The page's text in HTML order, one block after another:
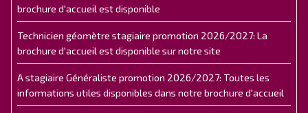
brochure d'accueil est disponible
Technicien géomètre stagiaire promotion 2026/2027: La
brochure d'accueil est disponible sur notre site
A stagiaire Généraliste promotion 2026/2027: Toutes les
informations utiles disponibles dans notre brochure d'accueil